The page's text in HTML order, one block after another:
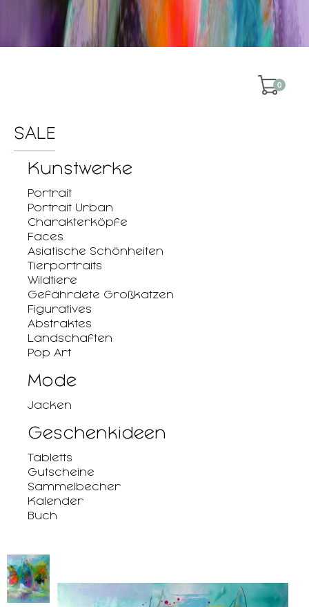
0
SALE
Kunstwerke
Portrait
Portrait Urban
Charakterköpfe
Faces
Asiatische Schönheiten
Tierportraits
Wildtiere
Gefährdete Großkatzen
Figuratives
Abstraktes
Landschaften
Pop Art
Mode
Jacken
Geschenkideen
Tabletts
Gutscheine
Sammelbecher
Kalender
Buch